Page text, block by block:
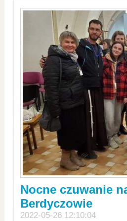
Nocne czuwanie
Berdyczowie
2022-05-26 12:10:04